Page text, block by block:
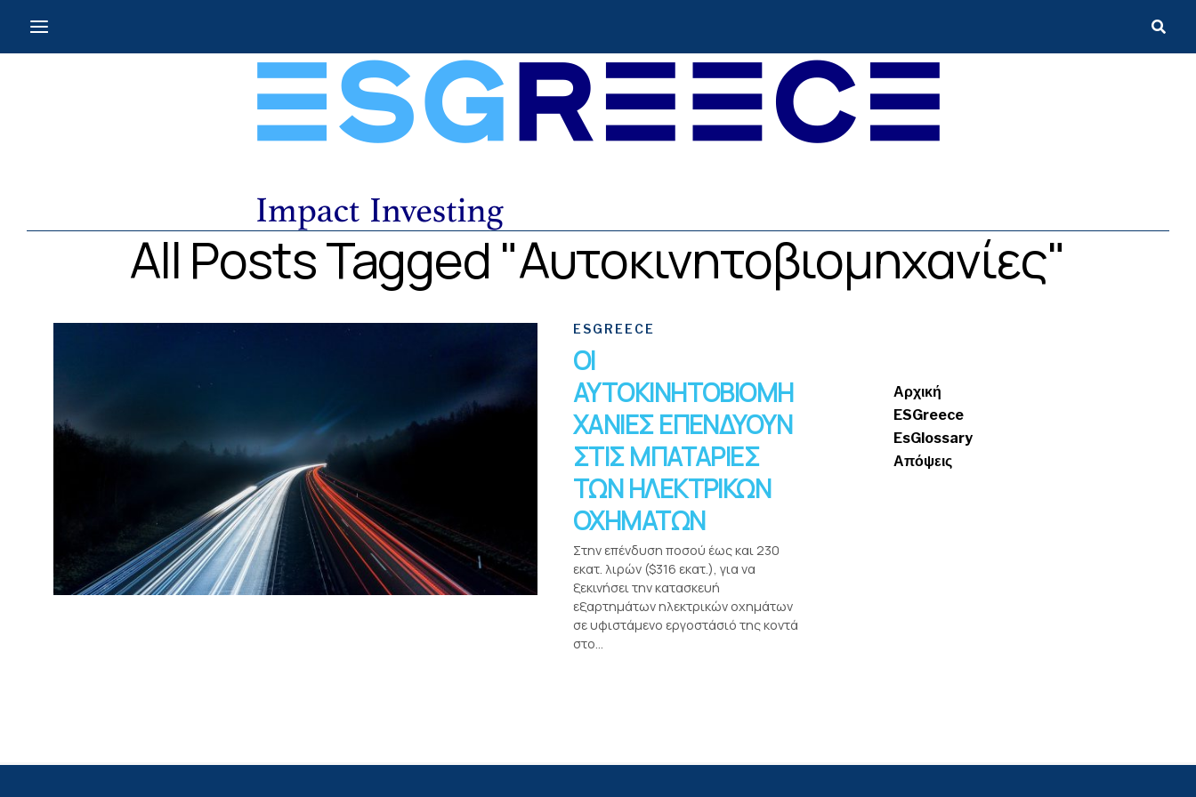
All Posts Tagged "Αυτοκινητοβιομηχανίες"
ESGREECE
ΟΙ
ΑΥΤΟΚΙΝΗΤΟΒΙΟΜΗ
ΧΑΝΙΕΣ ΕΠΕΝΔΥΟΥΝ
ΣΤΙΣ ΜΠΑΤΑΡΙΕΣ
ΤΩΝ ΗΛΕΚΤΡΙΚΩΝ
ΟΧΗΜΑΤΩΝ
Στην επένδυση ποσού έως και 230
εκατ. λιρών ($316 εκατ.), για να
ξεκινήσει την κατασκευή
εξαρτημάτων ηλεκτρικών οχημάτων
σε υφιστάμενο εργοστάσιό της κοντά
στο...
Αρχική
ESGreece
EsGlossary
Απόψεις